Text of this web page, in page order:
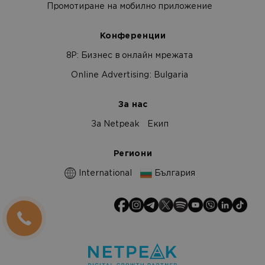
Промотиране на мобилно приложение
Конференции
8Р: Бизнес в онлайн мрежата
Online Advertising: Bulgaria
За нас
За Netpeak Екип
Региони
International България